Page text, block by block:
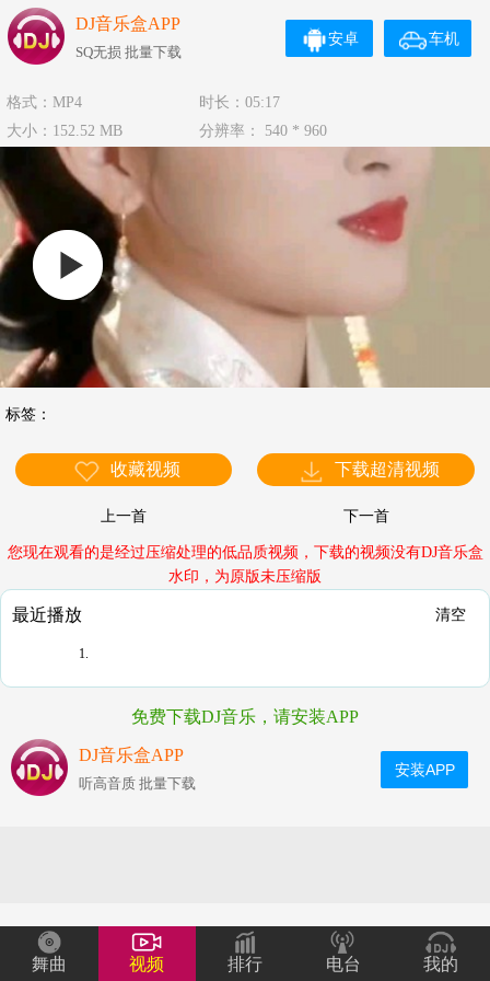
舞曲 视频 排行 电台 我的
DJ音乐盒APP
SQ无损 批量下载
车机
安卓
格式：MP4
时长：05:17
大小：152.52 MB
分辨率： 540 * 960
标签：
收藏视频 下载超清视频
上一首 下一首
您现在观看的是经过压缩处理的低品质视频，下载的视频没有DJ音乐盒
水印，为原版未压缩版
最近播放 清空
1.
免费下载DJ音乐，请安装APP
DJ音乐盒APP
听高音质 批量下载
安装APP